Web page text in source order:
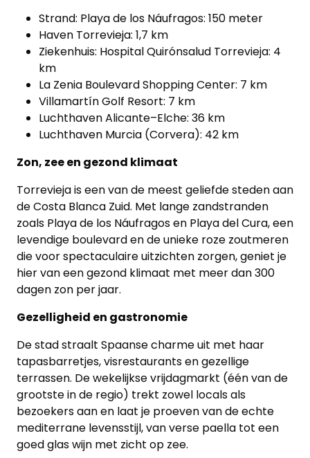
Strand: Playa de los Náufragos: 150 meter
Haven Torrevieja: 1,7 km
Ziekenhuis: Hospital Quirónsalud Torrevieja: 4
km
La Zenia Boulevard Shopping Center: 7 km
Villamartín Golf Resort: 7 km
Luchthaven Alicante–Elche: 36 km
Luchthaven Murcia (Corvera): 42 km
Zon, zee en gezond klimaat
Torrevieja is een van de meest geliefde steden aan
de Costa Blanca Zuid. Met lange zandstranden
zoals Playa de los Náufragos en Playa del Cura, een
levendige boulevard en de unieke roze zoutmeren
die voor spectaculaire uitzichten zorgen, geniet je
hier van een gezond klimaat met meer dan 300
dagen zon per jaar.
Gezelligheid en gastronomie
De stad straalt Spaanse charme uit met haar
tapasbarretjes, visrestaurants en gezellige
terrassen. De wekelijkse vrijdagmarkt (één van de
grootste in de regio) trekt zowel locals als
bezoekers aan en laat je proeven van de echte
mediterrane levensstijl, van verse paella tot een
goed glas wijn met zicht op zee.